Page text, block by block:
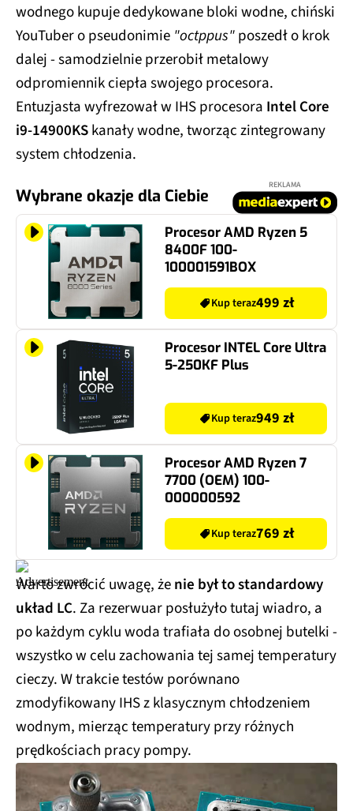
wodnego kupuje dedykowane bloki wodne, chiński
YouTuber o pseudonimie "octppus"poszedł o krok
dalej - samodzielnie przerobił metalowy
odpromiennik ciepła swojego procesora.
Entuzjasta wyfrezował w IHS procesora Intel Core
i9-14900KSkanały wodne, tworząc zintegrowany
system chłodzenia.
Wybrane okazje dla Ciebie
REKLAMA
Procesor AMD Ryzen 5
8400F 100-
100001591BOX
Kup teraz499 zł
Procesor INTEL Core Ultra
5-250KF Plus
Kup teraz949 zł
Procesor AMD Ryzen 7
7700 (OEM) 100-
000000592
Kup teraz769 zł
Warto zwrócić uwagę, żenie był to standardowy
układ LC. Za rezerwuar posłużyło tutaj wiadro, a
po każdym cyklu woda trafiała do osobnej butelki -
wszystko w celu zachowania tej samej temperatury
cieczy. W trakcie testów porównano
zmodyfikowany IHS z klasycznym chłodzeniem
wodnym, mierząc temperatury przy różnych
prędkościach pracy pompy.